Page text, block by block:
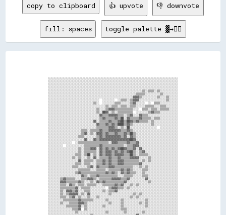
copy to clipboard 👍 upvote 👎 downvote
fill: spaces toggle palette ▓→✊🏽
            ░░░░░░░░░░░░░░░░░░░░░░░░░░░░░░░░░░░░░░░░░░░░░░░░░░░░░░░░░░░░░░░░░░░░░░░░░░░░░░░░░░░░░░
            ░░░░░░░░░░░░░░░░░░░░░░░░░░░░░░░░░░░░░░░░░░░░░░░░░░░░░░░░░░░░░░░░░░░░░░░░░░░░░░░░░░░░░░
            ░░░░░░░░░░░░░░░░░░░░░░░░░░░░░░░░░░░░░░░░░░░░░░░░░░░░░░░░░░░░░░░░░░░░░░░░░░░░░░░░░░░░░░
            ░░░░░░░░░░░░░░░░░░░░░░░░░░░░░░░░░░░░░░░░░░░░░░░░░░░░░░░░░░░░░░░░░░░░░░░░░░░░░░░░░░░░░░
            ░░░░░░░░░░░░░░░░░░░░░░░░░░░░░░░░░░░░░░░░░░░░░░░░░░░░░░░░░░░░░░▒▒░░▒▒▒▒░░▒▒░░░░░░░░░░░░
            ░░░░░░░░░░░░░░░░░░░░░░░░░░░░░░░░░░░░░░░░░░░░░░░░░░░░░░░░░░▒▒▒▒▒▒░░░░░░░░░░▒▒░░░░░░░░░░
            ░░░░░░░░░░░░░░░░░░░░░░░░░░░░░░░░░░░░░░░░░░░░░░░░░░░░░░░░▓▓▓▓▒▒░░░░░░░░░░▒▒░░░░▒▒░░░░░░
            ░░░░░░░░░░░░░░░░░░░░░░░░░░░░░░░░░░  ░░░░░░░░  ░░▒▒▒▒░░▒▒▓▓▓▓░░░░░░░░░░░░░░░░░░▒▒░░░░░░
            ░░░░░░░░░░░░░░░░░░░░░░░░░░░░░░▒▒░░  ░░░░░░░░▒▒▒▒░░░░░░▒▒▓▓░░░░░░  ░░  ▒▒▒▒░░░░░░░░░░░░
            ░░░░░░░░░░░░░░░░░░░░░░░░░░░░░░░░░░░░░░▒▒░░▒▒▒▒░░▒▒▒▒░░▒▒▒▒░░░░░░▒▒▒▒▒▒░░░░▒▒▒▒░░░░░░░░
            ░░░░░░░░░░░░░░░░░░░░░░░░░░░░░░░░▒▒░░░░▒▒▓▓▓▓▒▒▒▒▒▒▒▒▒▒▒▒░░░░  ▒▒▒▒░░▒▒▒▒░░▒▒▒▒▒▒░░░░░░
            ░░░░░░░░░░░░░░░░░░░░░░░░░░░░░░░░▒▒░░██▓▓░░▒▒░░▒▒▒▒▒▒▒▒▒▒  ░░░░░░░░▒▒▓▓▒▒▒▒░░░░░░░░░░░░
            ░░░░░░░░░░░░░░░░░░░░░░░░░░░░░░░░░░▓▓▒▒▒▒▓▓▓▓▓▓▒▒▒▒░░▒▒▓▓░░░░▓▓▒▒▒▒░░░░░░░░░░░░░░░░░░░░
            ░░░░░░░░░░░░░░░░░░░░░░░░░░░░░░░░░░▒▒▓▓▒▒▒▒▒▒▓▓▒▒██░░▓▓▒▒▒▒▒▒▓▓▒▒▒▒▒▒░░▒▒▒▒░░░░░░░░░░░░
            ░░░░░░░░░░░░░░░░░░░░░░░░░░░░░░▓▓░░▒▒▒▒▒▒▓▓▒▒▒▒▓▓██▒▒██▓▓▒▒▓▓▒▒▒▒▒▒░░▒▒░░░░░░░░░░░░░░░░
            ░░░░░░░░░░░░░░░░░░░░░░░░░░░░░░░░▓▓▒▒▒▒▓▓▒▒▓▓▒▒████▒▒▓▓▒▒░░░░░░░░░░░░▒▒░░░░░░░░░░░░░░░░
            ░░░░░░░░░░░░░░░░░░░░░░░░░░░░░░░░▒▒▒▒▒▒▒▒▓▓▓▓▒▒░░▒▒░░██░░░░░░░░░░░░░░░░░░  ░░░░░░░░░░░░
            ░░░░░░░░░░░░░░░░░░░░░░▒▒▒▒░░▒▒▒▒▒▒▓▓▒▒▒▒▓▓▓▓▓▓▓▓▒▒▒▒▓▓▒▒░░░░░░░░░░░░░░░░░░░░░░░░░░░░░░
            ░░░░░░░░░░░░░░░░░░░░░░▒▒▓▓░░▒▒░░▓▓▓▓▒▒▓▓▒▒▒▒▓▓▒▒▒▒▓▓▒▒██▒▒░░░░░░░░░░░░░░░░░░░░░░░░░░░░
            ░░░░░░░░░░░░░░░░░░░░▒▒▒▒░░░░░░░░▒▒▓▓▒▒▓▓▓▓▓▓▓▓▓▓▒▒▓▓░░▓▓▒▒░░░░░░░░░░░░░░░░░░░░░░░░░░░░
            ░░░░░░░░░░░░░░░░░░░░░░░░▓▓░░░░▓▓▒▒▓▓▓▓▓▓▓▓▓▓▓▓▓▓▓▓▓▓▓▓██▓▓░░░░░░░░░░░░░░░░░░░░░░░░░░░░
            ░░░░░░░░░░░░░░░░  ░░▒▒▒▒▒▒▒▒▒▒▒▒▒▒▒▒▒▒▒▒░░▓▓▓▓▒▒▒▒▒▒▓▓▒▒▒▒▓▓░░░░░░░░░░░░░░░░░░░░░░░░░░
            ░░░░░░░░░░  ░░░░░░░░░░░░▒▒▒▒▒▒▒▒▒▒▓▓▒▒▒▒▒▒▒▒▒▒▒▒▒▒░░▒▒▒▒▓▓▓▓░░░░░░░░░░░░░░░░░░░░░░░░░░
            ░░░░░░░░░░░░░░░░░░░░▒▒░░▒▒▒▒▓▓▓▓░░▓▓▒▒▓▓▒▒▓▓▒▒▓▓██▓▓▒▒▒▒▓▓░░▓▓░░░░░░░░░░░░░░░░░░░░░░░░
            ░░░░░░░░░░░░░░░░░░░░▒▒░░▒▒▒▒▒▒▒▒░░▓▓▒▒▓▓▓▓▒▒▓▓▒▒▓▓▒▒▓▓██▒▒░░▒▒▓▓░░░░░░░░░░░░░░░░░░░░░░
            ░░░░░░░░░░░░░░░░░░▒▒▒▒░░▒▒██░░▒▒░░▓▓▒▒▓▓▓▓▒▒▓▓▓▓▓▓▒▒▒▒██▒▒░░▒▒▒▒▒▒░░░░░░░░░░░░░░░░░░░░
            ░░░░░░░░░░░░░░░░▒▒░░▒▒░░░░▒▒░░▓▓░░▒▒▒▒▒▒▓▓▒▒▒▒▓▓▒▒▒▒▒▒▓▓▓▓▓▓░░░░░░▒▒░░░░░░░░░░░░░░░░░░
            ░░░░░░░░░░░░░░░░░░░░▓▓░░▒▒▒▒▒▒░░▒▒▒▒▓▓▒▒▓▓▒▒▒▒▓▓▓▓▒▒▒▒▒▒▒▒▒▒░░▒▒░░▒▒░░░░░░░░░░░░░░░░░░
            ░░░░░░░░░░░░░░░░░░▒▒▒▒░░▒▒▒▒░░░░▒▒▒▒▓▓▒▒▓▓▒▒▒▒▓▓▓▓▒▒▒▒▒▒▒▒▒▒▓▓░░░░░░░░░░░░░░░░░░░░░░░░
            ░░░░░░░░░░░░░░░░▒▒▒▒░░░░░░▒▒▓▓░░▓▓▒▒▒▒▒▒▓▓▓▓▒▒▒▒▒▒▒▒▒▒▒▒░░░░▒▒░░▒▒░░░░░░░░░░░░░░░░░░░░
            ░░░░░░░░░░░░░░░░░░░░▒▒▒▒▒▒▒▒░░░░▒▒▒▒▒▒░░▒▒▒▒▒▒▒▒▓▓▒▒▓▓▒▒░░░░░░▒▒▒▒░░░░░░░░░░░░░░░░░░░░
            ░░░░░░░░░░░░░░░░░░▒▒▓▓▒▒▒▒▒▒▒▒▒▒▒▒▒▒▒▒▓▓▒▒▓▓▒▒░░▓▓▒▒▓▓▒▒▒▒░░░░▒▒░░░░░░░░░░░░░░░░░░░░░░
            ░░░░░░░░░░░░░░░░░░░░░░▓▓▒▒░░▒▒▒▒▓▓▒▒▒▒▒▒▒▒▒▒▒▒░░░░▒▒▒▒▒▒░░░░░░▒▒▒▒░░░░░░░░░░░░░░░░░░░░
            ░░░░░░░░▒▒▓▓▒▒▒▒▒▒░░░░▒▒▒▒▓▓▓▓▒▒░░▒▒▒▒▒▒▒▒▓▓▓▓▓▓▒▒▒▒▓▓░░░░░░░░░░▓▓░░░░░░░░░░░░░░░░░░░░
            ░░░░░░░░▓▓▓▓▒▒▒▒▒▒▒▒▓▓▒▒░░░░▒▒░░▓▓▒▒▓▓▒▒▒▒▒▒▒▒▒▒▒▒▓▓░░░░░░░░░░░░░░▒▒░░░░░░░░░░░░░░░░░░
            ░░░░░░░░▒▒▒▒░░▓▓▒▒░░▒▒▒▒░░▒▒▒▒▒▒░░░░▒▒▒▒▒▒▒▒▓▓▒▒▓▓░░░░▒▒░░▒▒░░░░░░░░░░░░░░░░░░░░░░░░░░
            ░░░░░░░░▒▒▒▒▒▒▒▒▒▒▓▓░░▒▒▒▒▒▒░░░░░░░░░░  ▒▒▓▓▓▓▒▒▒▒░░▒▒░░░░░░░░░░░░░░░░░░░░░░░░░░░░░░░░
            ░░░░░░░░▒▒░░▓▓▓▓▒▒▓▓░░░░▒▒▒▒░░░░░░░░▒▒░░▒▒▒▒▓▓░░░░░░░░░░░░░░░░░░░░░░░░░░░░░░░░░░░░░░░░
            ░░░░░░░░▒▒░░▒▒▓▓▓▓▓▓░░▒▒░░▓▓░░░░░░░░░░░░▒▒░░░░░░░░░░░░░░▒▒░░▒▒░░░░░░░░░░░░░░░░░░░░░░░░
            ░░░░░░░░▒▒▒▒░░▒▒▓▓░░▒▒░░░░▒▒░░░░▒▒░░░░░░░░░░░░░░░░░░░░▒▒░░▒▒░░░░░░░░░░░░░░░░░░░░░░░░░░
            ░░░░░░░░░░▒▒▒▒▒▒▒▒▒▒▓▓▒▒▒▒▒▒▒▒░░░░░░░░▒▒░░░░░░░░▒▒░░░░░░░░░░░░░░▒▒░░░░░░░░░░░░░░░░░░░░
            ░░░░░░░░▒▒░░░░▒▒▒▒▒▒▓▓▓▓▒▒░░░░░░░░░░░░░░▒▒░░░░░░▒▒░░░░░░░░░░▒▒░░▒▒░░░░░░░░░░░░░░░░░░░░
            ░░░░░░░░░░░░▒▒▒▒▒▒▒▒▓▓░░▒▒░░░░░░░░░░▒▒░░░░░░░░░░▒▒░░░░░░░░░░░░░░▒▒░░░░░░░░░░░░░░░░░░░░
            ░░░░░░░░░░░░░░░░▒▒▒▒▓▓  ▒▒░░░░░░░░░░░░░░░░░░░░░░▒▒▒▒░░░░░░░░░░░░░░░░░░░░░░░░░░░░░░░░░░
            ░░░░░░░░░░░░░░░░░░▒▒░░░░░░░░░░░░░░░░░░▒▒░░░░░░░░░░▒▒░░░░░░░░░░▒▒░░░░░░░░░░░░░░░░░░░░░░